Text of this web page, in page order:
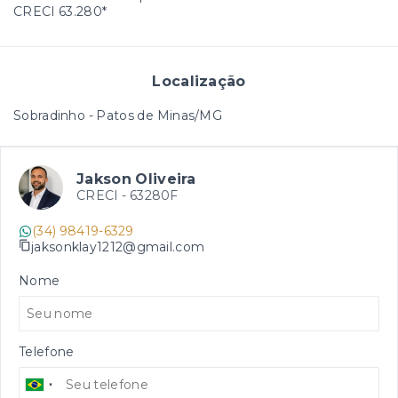
CRECI 63.280*
Localização
Sobradinho - Patos de Minas/MG
Jakson Oliveira
CRECI - 63280F
(34) 98419-6329
jaksonklay1212@gmail.com
Nome
Telefone